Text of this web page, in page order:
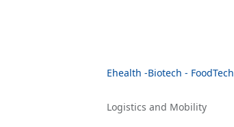
Ehealth -Biotech - FoodTech
Logistics and Mobility